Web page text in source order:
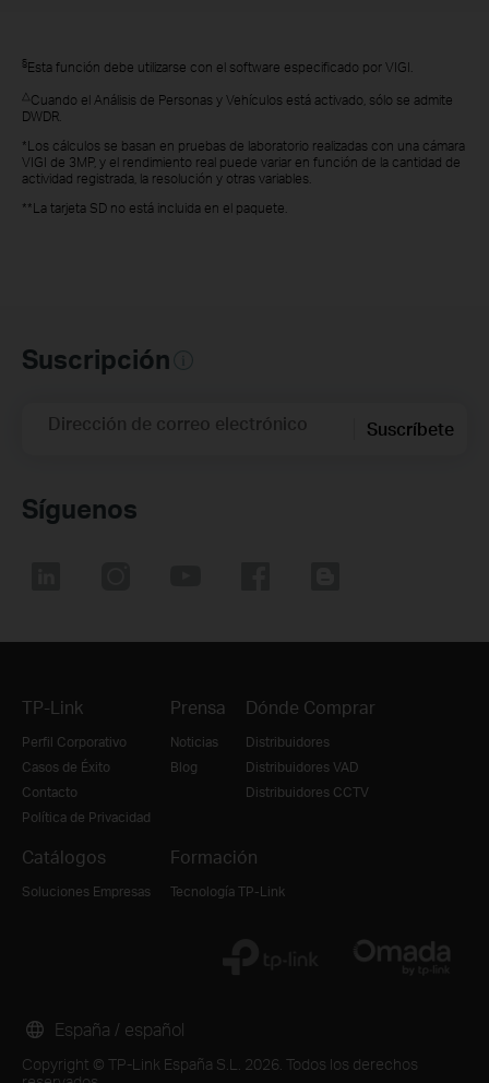
§Esta función debe utilizarse con el software especificado por VIGI.
△ Cuando el Análisis de Personas y Vehículos está activado, sólo se admite
DWDR.
*Los cálculos se basan en pruebas de laboratorio realizadas con una cámara
VIGI de 3MP, y el rendimiento real puede variar en función de la cantidad de
actividad registrada, la resolución y otras variables.
**La tarjeta SD no está incluida en el paquete.
Suscripción
Dirección de correo electrónico Suscríbete
Síguenos
TP-Link
Perfil Corporativo
Casos de Éxito
Contacto
Política de Privacidad
Prensa
Noticias
Blog
Dónde Comprar
Distribuidores
Distribuidores VAD
Distribuidores CCTV
Catálogos
Soluciones Empresas
Formación
Tecnología TP-Link
Copyright © TP-Link España S.L. 2026. Todos los derechos
España / español